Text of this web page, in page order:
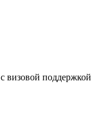
с визовой поддержкой